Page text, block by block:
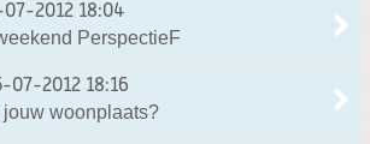
07-2012 18:04
PerspectieF
07-2012 18:16
woonplaats?